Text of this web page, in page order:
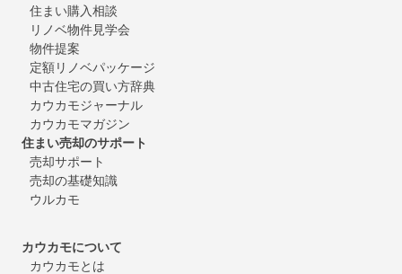
住まい購入相談
リノベ物件見学会
物件提案
定額リノベパッケージ
中古住宅の買い方辞典
カウカモジャーナル
カウカモマガジン
住まい売却のサポート
売却サポート
売却の基礎知識
ウルカモ
カウカモについて
カウカモとは